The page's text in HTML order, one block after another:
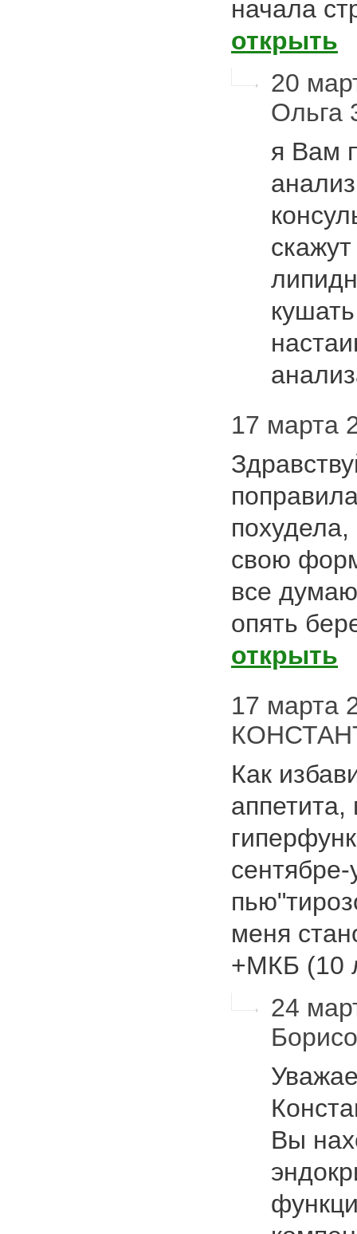
начала
открыть
20
Ольга
я Вам
17 марта
свою
все
опять
открыть
17 марта
Как
аппетита,
сентябре-
меня
+МКБ
24
Вы